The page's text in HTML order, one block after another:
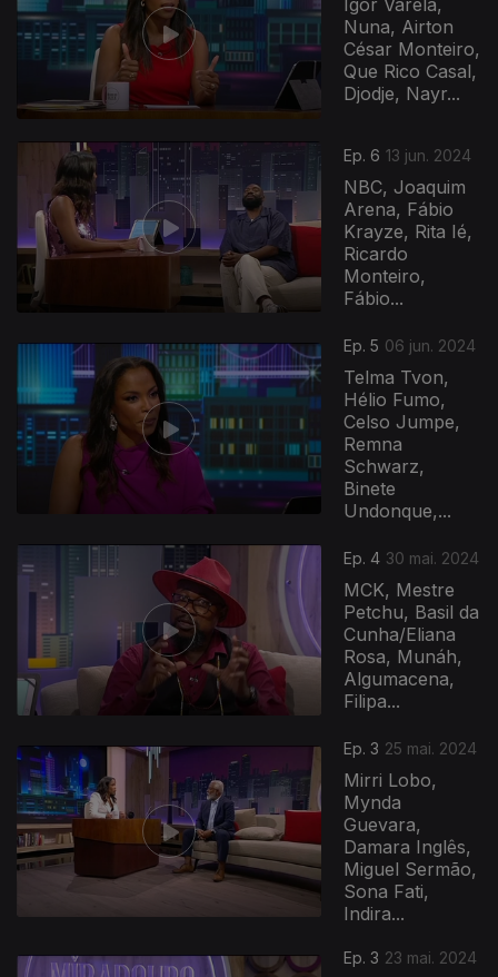
Igor Varela,
Nuna, Airton
César Monteiro,
Que Rico Casal,
Djodje, Nayr...
Ep. 6 13 jun. 2024
NBC, Joaquim
Arena, Fábio
Krayze, Rita Ié,
Ricardo
Monteiro,
Fábio...
Ep. 5 06 jun. 2024
Telma Tvon,
Hélio Fumo,
Celso Jumpe,
Remna
Schwarz,
Binete
Undonque,...
Ep. 4 30 mai. 2024
MCK, Mestre
Petchu, Basil da
Cunha/Eliana
Rosa, Munáh,
Algumacena,
Filipa...
Ep. 3 25 mai. 2024
Mirri Lobo,
Mynda
Guevara,
Damara Inglês,
Miguel Sermão,
Sona Fati,
Indira...
Ep. 3 23 mai. 2024